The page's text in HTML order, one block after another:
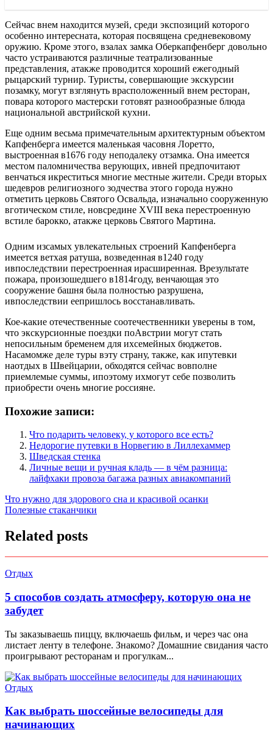
Сейчас внем находится музей, среди экспозиций которого
особенно интересната, которая посвящена средневековому
оружию. Кроме этого, взалах замка Оберкапфенберг довольно
часто устраиваются различные театрализованные
представления, атакже проводится хороший ежегодный
рыцарский турнир. Туристы, совершающие экскурсии
позамку, могут взглянуть врасположенный внем ресторан,
повара которого мастерски готовят разнообразные блюда
национальной австрийской кухни.
Еще одним весьма примечательным архитектурным объектом
Капфенберга имеется маленькая часовня Лоретто,
выстроенная в1676 году неподалеку отзамка. Она имеется
местом паломничества верующих, ивней предпочитают
венчаться икреститься многие местные жители. Среди вторых
шедевров религиозного зодчества этого города нужно
отметить церковь Святого Освальда, изначально сооруженную
вготическом стиле, новсредине XVIII века перестроенную
встиле барокко, атакже церковь Святого Мартина.
Одним изсамых увлекательных строений Капфенберга
имеется ветхая ратуша, возведенная в1240 году
ивпоследствии перестроенная ирасширенная. Врезультате
пожара, произошедшего в1814году, венчающая это
сооружение башня была полностью разрушена,
ивпоследствии еепришлось восстанавливать.
Кое-какие отечественные соотечественники уверены в том,
что экскурсионные поездки поАвстрии могут стать
непосильным бременем для ихсемейных бюджетов.
Насамомже деле туры вэту страну, также, как ипутевки
наотдых в Швейцарии, обходятся сейчас вовполне
приемлемые суммы, ипоэтому ихмогут себе позволить
приобрести очень многие россияне.
Похожие записи:
Что подарить человеку, у которого все есть?
Недорогие путевки в Норвегию в Лиллехаммер
Шведская стенка
Личные вещи и ручная кладь — в чём разница:
лайфхаки провоза багажа разных авиакомпаний
Навигация
по
записям
Что нужно для здорового сна и красивой осанки
Полезные стаканчики
Related posts
Отдых
5 способов создать атмосферу, которую она не
забудет
Ты заказываешь пиццу, включаешь фильм, и через час она
листает ленту в телефоне. Знакомо? Домашние свидания часто
проигрывают ресторанам и прогулкам...
Отдых
Как выбрать шоссейные велосипеды для
начинающих